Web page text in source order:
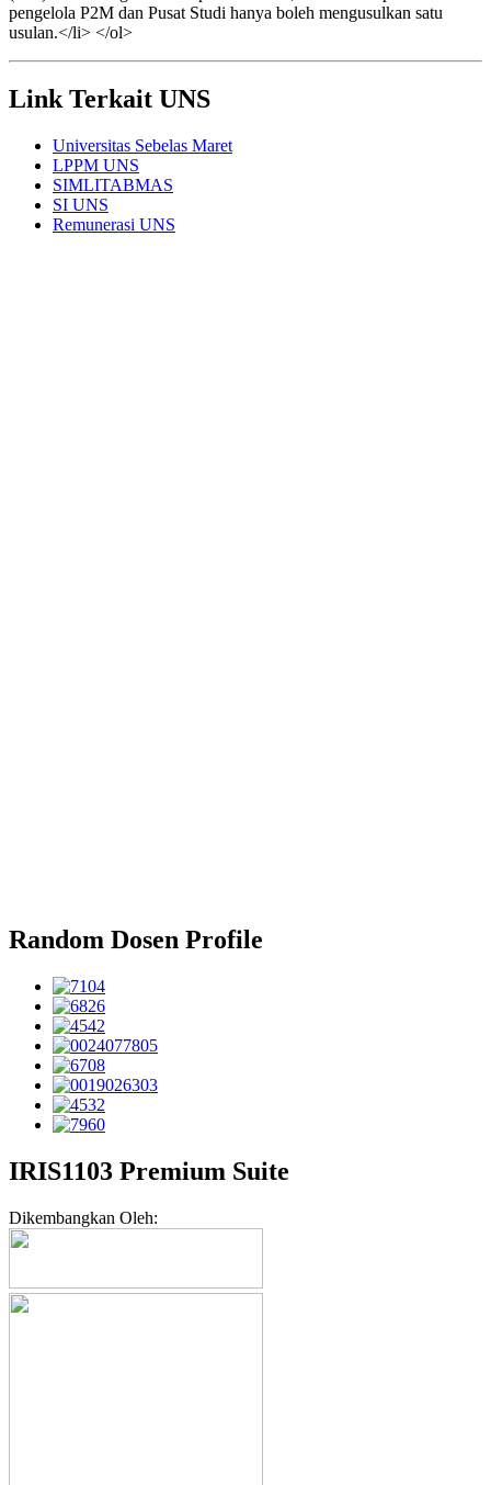
pengelola P2M dan Pusat Studi hanya boleh mengusulkan satu
usulan.</li> </ol>
Link Terkait UNS
Universitas Sebelas Maret
LPPM UNS
SIMLITABMAS
SI UNS
Remunerasi UNS
Random Dosen Profile
IRIS1103 Premium Suite
Dikembangkan Oleh: